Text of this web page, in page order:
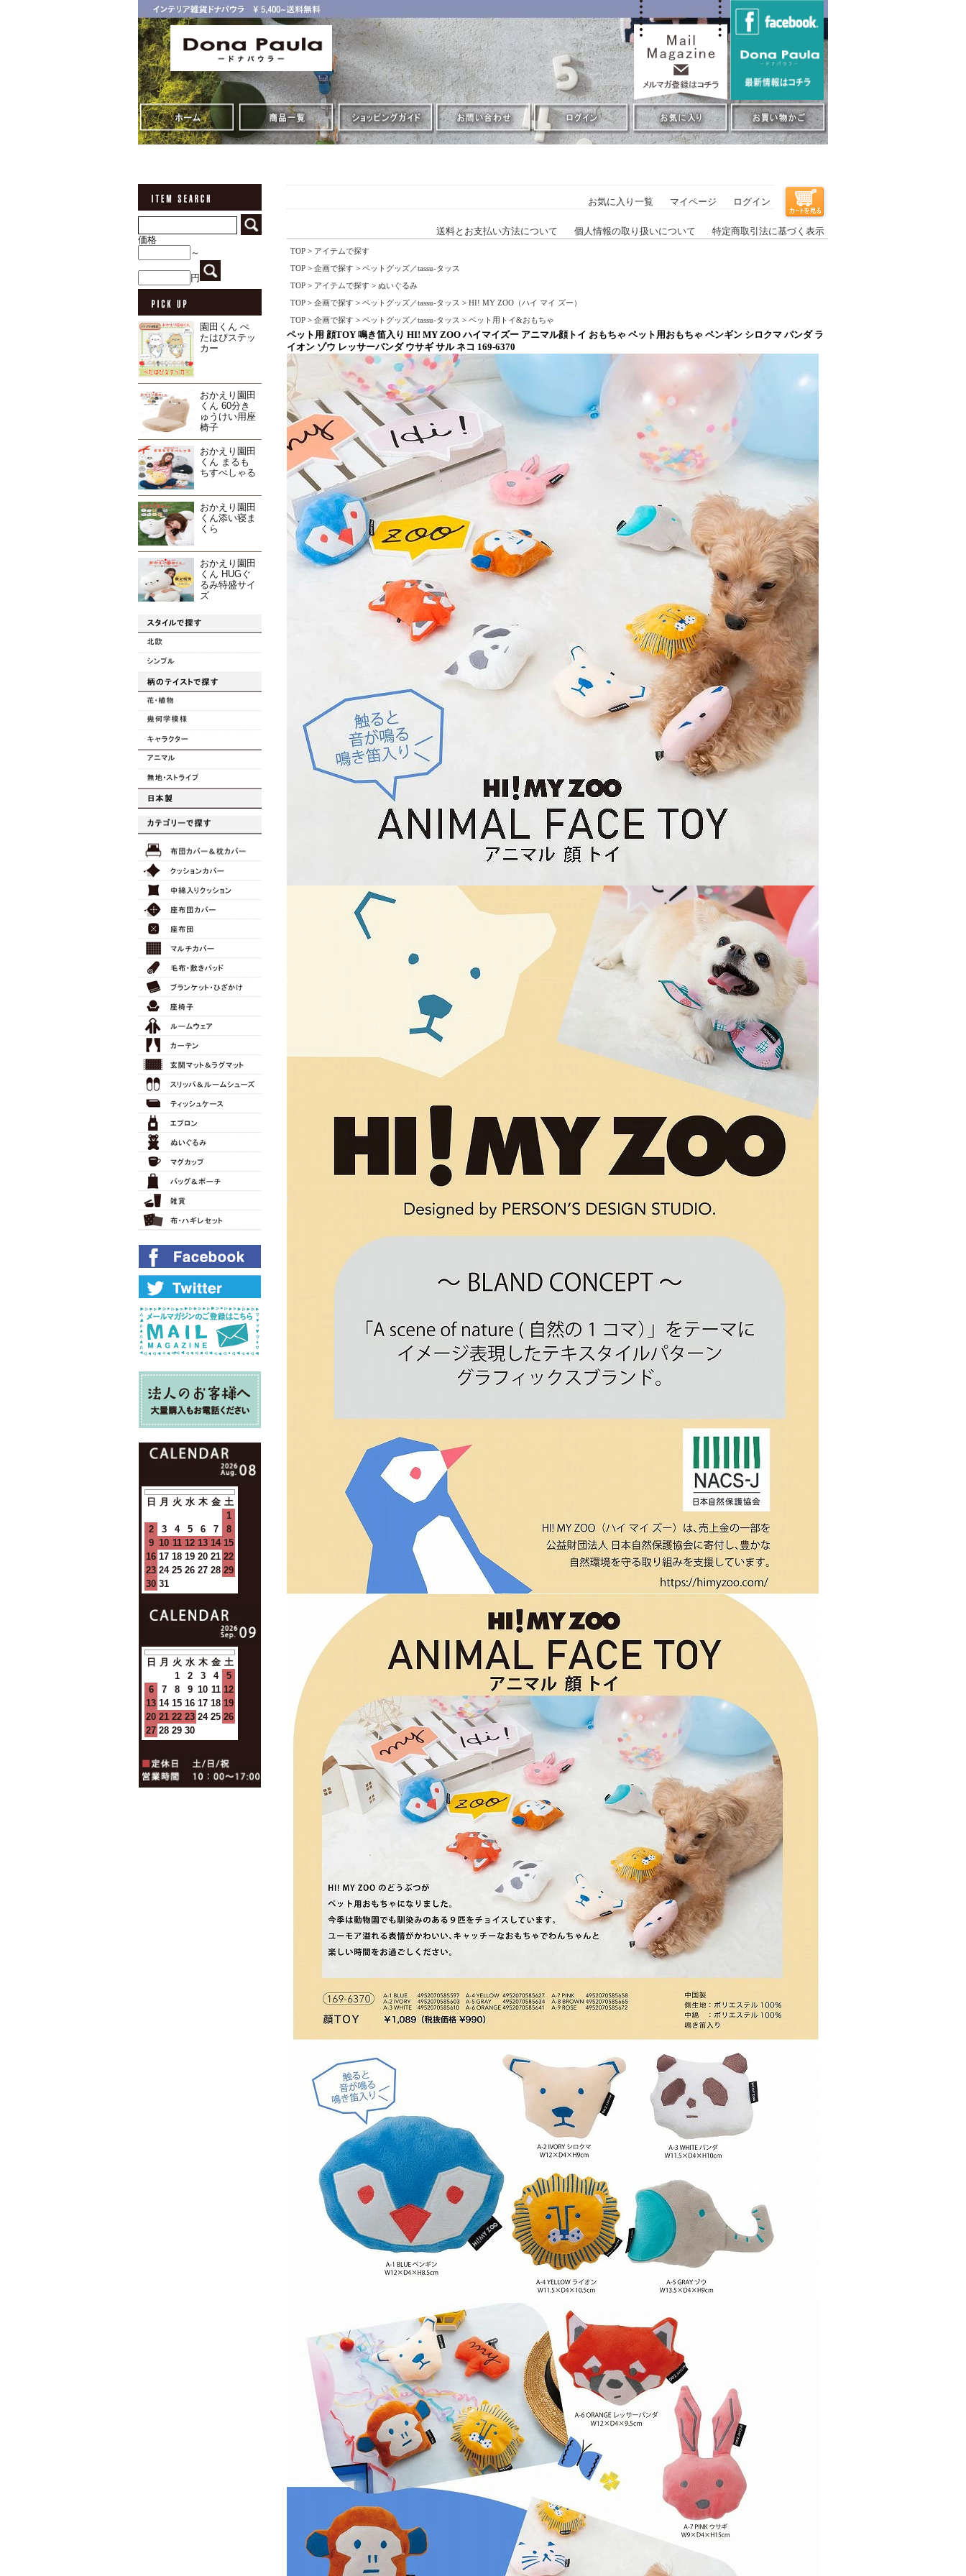
価格
～
円
園田くん ぺ
たはぴステッ
カー
おかえり園田
くん 60分き
ゅうけい用座
椅子
おかえり園田
くん まるも
ちすぺしゃる
おかえり園田
くん添い寝ま
くら
おかえり園田
くん HUGぐ
るみ特盛サイ
ズ
日 月 火 水 木 金 土
1
2
3 4 5 6 7
8
9 10 11 12 13 14 15
16 17 18 19 20 21 22
23 24 25 26 27 28 29
30 31
日 月 火 水 木 金 土
1
2 3 4
5
6
7 8 9 10 11 12
13 14 15 16 17 18 19
20 21 22 23 24 25 26
27 28 29 30
お気に入り一覧 マイページ ログイン
送料とお支払い方法について 個人情報の取り扱いについて 特定商取引法に基づく表示
TOP > アイテムで探す
TOP > 企画で探す > ペットグッズ／tassu-タッス
TOP > アイテムで探す > ぬいぐるみ
TOP > 企画で探す > ペットグッズ／tassu-タッス > HI! MY ZOO（ハイ マイ ズー）
TOP > 企画で探す > ペットグッズ／tassu-タッス > ペット用トイ&おもちゃ
ペット用 顔TOY 鳴き笛入り HI! MY ZOO ハイマイズー アニマル顔トイ おもちゃ ペット用おもちゃ ペンギン シロクマ パンダ ラ
イオン ゾウ レッサーパンダ ウサギ サル ネコ 169-6370